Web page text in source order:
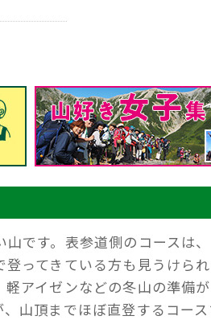
です。表参道側のコースは
ってきている方も見うけら
アイゼンなどの冬山の準備
山頂までほぼ直登するコー